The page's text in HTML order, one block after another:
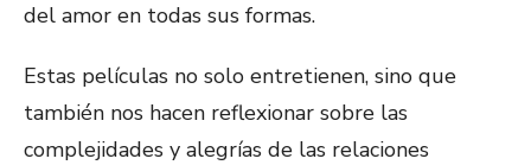
del amor en todas sus formas.
Estas películas no solo entretienen, sino que
también nos hacen reflexionar sobre las
complejidades y alegrías de las relaciones